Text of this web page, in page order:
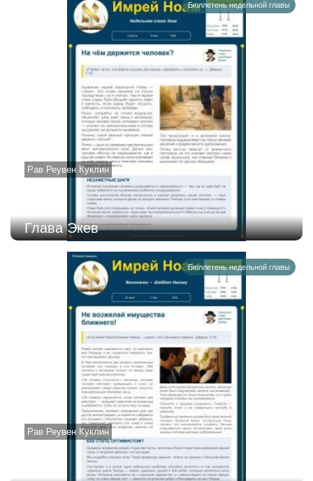
Бюллетень недельной главы
Рав Реувен Куклин
Глава Экев
Бюллетень недельной главы
Рав Реувен Куклин